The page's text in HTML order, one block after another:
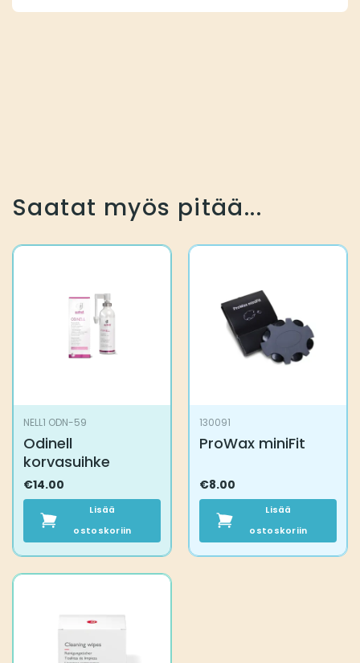
Saatat myös pitää...
NELL1 ODN-59
Odinell
korvasuihke
€14.00
Lisää
ostoskoriin
130091
ProWax miniFit
€8.00
Lisää
ostoskoriin